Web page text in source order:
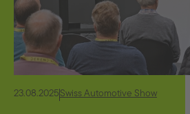
23.08.2025 Swiss Automotive Show